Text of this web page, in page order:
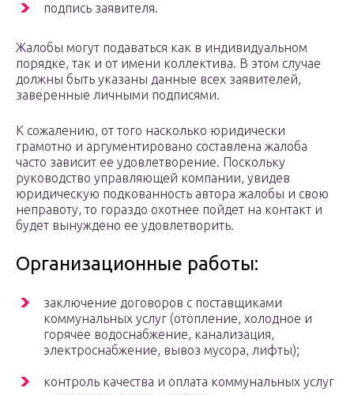
подпись заявителя.
Жалобы могут подаваться как в индивидуальном
порядке, так и от имени коллектива. В этом случае
должны быть указаны данные всех заявителей,
заверенные личными подписями.
К сожалению, от того насколько юридически
грамотно и аргументировано составлена жалоба
часто зависит ее удовлетворение. Поскольку
руководство управляющей компании, увидев
юридическую подкованность автора жалобы и свою
неправоту, то гораздо охотнее пойдет на контакт и
будет вынуждено ее удовлетворить.
Организационные работы:
заключение договоров с поставщиками
коммунальных услуг (отопление, холодное и
горячее водоснабжение, канализация,
электроснабжение, вывоз мусора, лифты);
контроль качества и оплата коммунальных услуг